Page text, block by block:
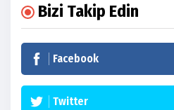
Bizi Takip Edin
Facebook
Twitter